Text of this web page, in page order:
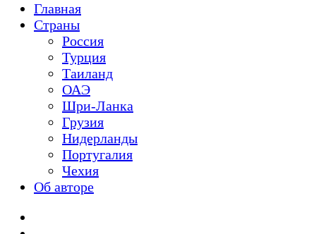
Главная
Страны
Россия
Турция
Таиланд
ОАЭ
Шри-Ланка
Грузия
Нидерланды
Португалия
Чехия
Об авторе